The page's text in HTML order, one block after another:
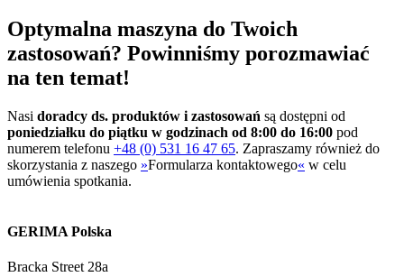
Optymalna maszyna do Twoich
zastosowań? Powinniśmy porozmawiać
na ten temat!
Nasi doradcy ds. produktów i zastosowań są dostępni od
poniedziałku do piątku w godzinach od 8:00 do 16:00 pod
numerem telefonu +48 (0) 531 16 47 65. Zapraszamy również do
skorzystania z naszego »Formularza kontaktowego« w celu
umówienia spotkania.
GERIMA Polska
Bracka Street 28a